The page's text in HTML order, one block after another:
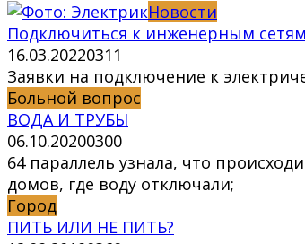
Новости
Подключиться к инженерным
16.03.20220311
Заявки на подключение к
Больной вопрос
ВОДА И ТРУБЫ
06.10.20200300
64 параллель узнала, что
домов, где воду отключали;
Город
ПИТЬ ИЛИ НЕ ПИТЬ?